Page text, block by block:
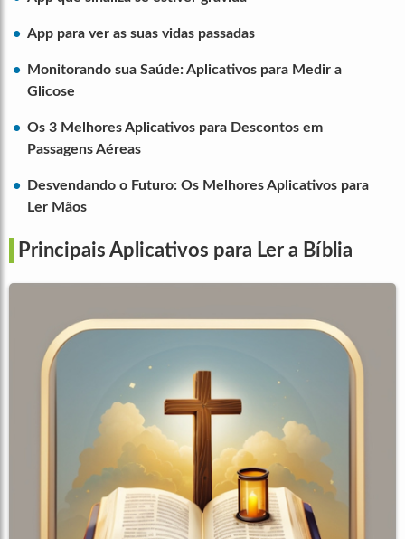
App para ver as suas vidas passadas
Monitorando sua Saúde: Aplicativos para Medir a
Glicose
Os 3 Melhores Aplicativos para Descontos em
Passagens Aéreas
Desvendando o Futuro: Os Melhores Aplicativos para
Ler Mãos
Principais Aplicativos para Ler a Bíblia